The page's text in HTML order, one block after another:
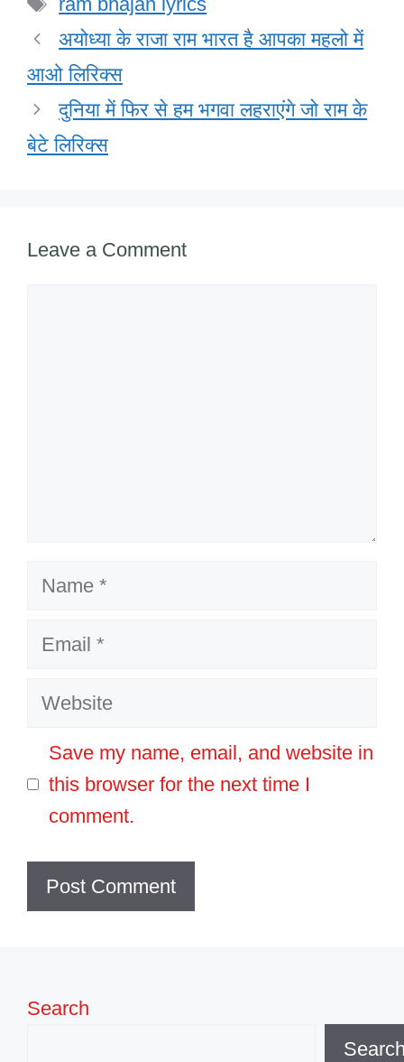
b
o
o
k
dI
n
A
p
M
अयोध्या के राजा राम भारत है आपका महलो में
आओ लिरिक्स
दुनिया में फिर से हम भगवा लहराएंगे जो राम के
बेटे लिरिक्स
Leave a Comment
Name
Email
Website
Save my name, email, and website in
this browser for the next time I
comment.
Search